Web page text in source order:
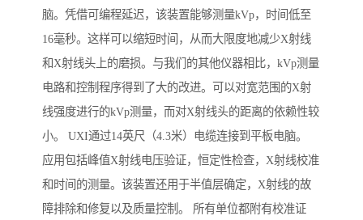
脑。凭借可编程延迟，该装置能够测量kVp，时间低至
16毫秒。这样可以缩短时间，从而大限度地减少X射线
和X射线头上的磨损。与我们的其他仪器相比，kVp测量
电路和控制程序得到了大的改进。可以对宽范围的X射
线强度进行的kVp测量，而对X射线头的距离的依赖性较
小。 UXI通过14英尺（4.3米）电缆连接到平板电脑。
应用包括峰值X射线电压验证，恒定性检查，X射线校准
和时间的测量。该装置还用于半值层确定，X射线的故
障排除和修复以及质量控制。 所有单位都附有校准证